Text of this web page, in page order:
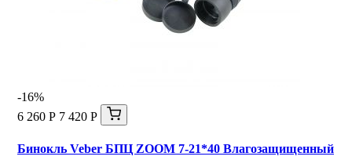
-16%
6 260 Р 7 420 Р
Бинокль Veber БПЦ ZOOM 7-21*40 Влагозащищенный